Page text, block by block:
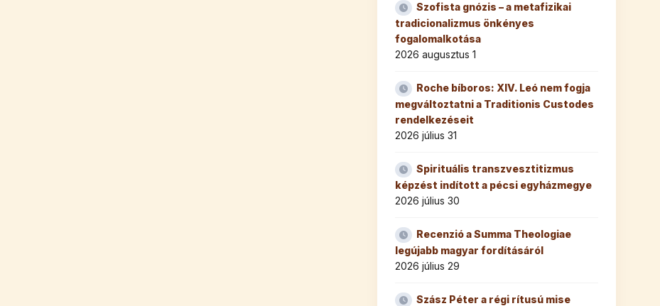
Szofista gnózis – a metafizikai
tradicionalizmus önkényes
fogalomalkotása
2026 augusztus 1
Roche bíboros: XIV. Leó nem fogja
megváltoztatni a Traditionis Custodes
rendelkezéseit
2026 július 31
Spirituális transzvesztitizmus
képzést indított a pécsi egyházmegye
2026 július 30
Recenzió a Summa Theologiae
legújabb magyar fordításáról
2026 július 29
Szász Péter a régi rítusú mise